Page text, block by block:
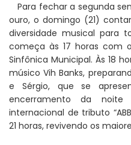
Para fechar a segunda
ouro, o domingo (21)
diversidade musical para
começa às 17 horas com
Sinfônica Municipal. Às 18
músico Vih Banks,
e Sérgio, que se
encerramento da
internacional de tributo
21 horas, revivendo os